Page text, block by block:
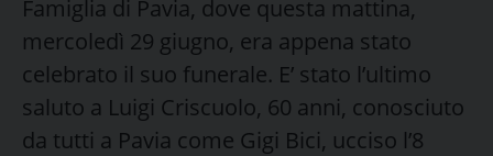
Famiglia di Pavia, dove questa mattina,
mercoledì 29 giugno, era appena stato
celebrato il suo funerale. E’ stato l’ultimo
saluto a Luigi Criscuolo, 60 anni, conosciuto
da tutti a Pavia come Gigi Bici, ucciso l’8